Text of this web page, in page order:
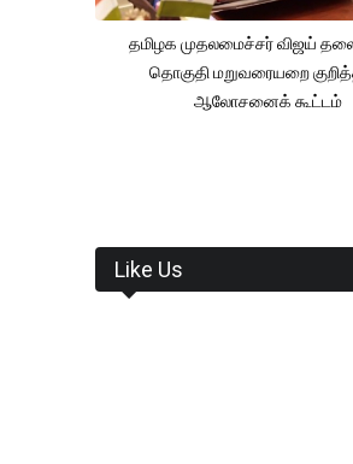
தமிழக முதலமைச்சர் விஜய்
தொகுதி மறுவரையறை
ஆலோசனைக் கூட்டம்
Like Us